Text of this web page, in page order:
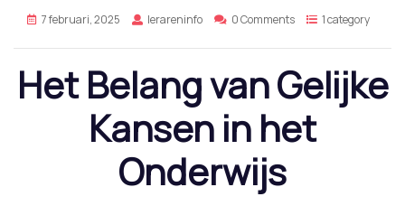
7 februari, 2025 lerareninfo 0 Comments 1 category
Het Belang van Gelijke
Kansen in het
Onderwijs